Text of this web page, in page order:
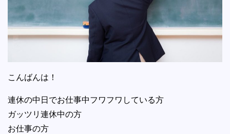
こんばんは！
連休の中日でお仕事中フワフワしている方
ガッツリ連休中の方
お仕事の方